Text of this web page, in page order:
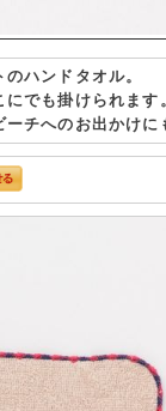
ハンドタオル。
でも掛けられます
チへのお出かけに